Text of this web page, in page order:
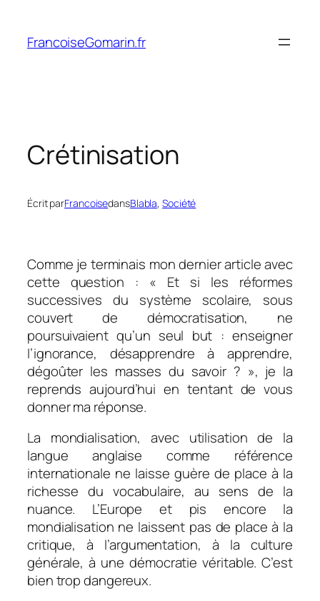
contenu
FrancoiseGomarin.fr
Crétinisation
Écrit parFrancoisedansBlabla, Société
Comme je terminais mon dernier article avec
cette question : « Et si les réformes
successives du système scolaire, sous
couvert de démocratisation, ne
poursuivaient qu’un seul but : enseigner
l’ignorance, désapprendre à apprendre,
dégoûter les masses du savoir ? », je la
reprends aujourd’hui en tentant de vous
donner ma réponse.
La mondialisation, avec utilisation de la
langue anglaise comme référence
internationale ne laisse guère de place à la
richesse du vocabulaire, au sens de la
nuance. L’Europe et pis encore la
mondialisation ne laissent pas de place à la
critique, à l’argumentation, à la culture
générale, à une démocratie véritable. C’est
bien trop dangereux.